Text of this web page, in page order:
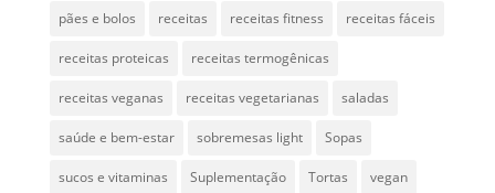
pães e bolos receitas receitas fitness receitas fáceis
receitas proteicas receitas termogênicas
receitas veganas receitas vegetarianas saladas
saúde e bem-estar sobremesas light Sopas
sucos e vitaminas Suplementação Tortas vegan